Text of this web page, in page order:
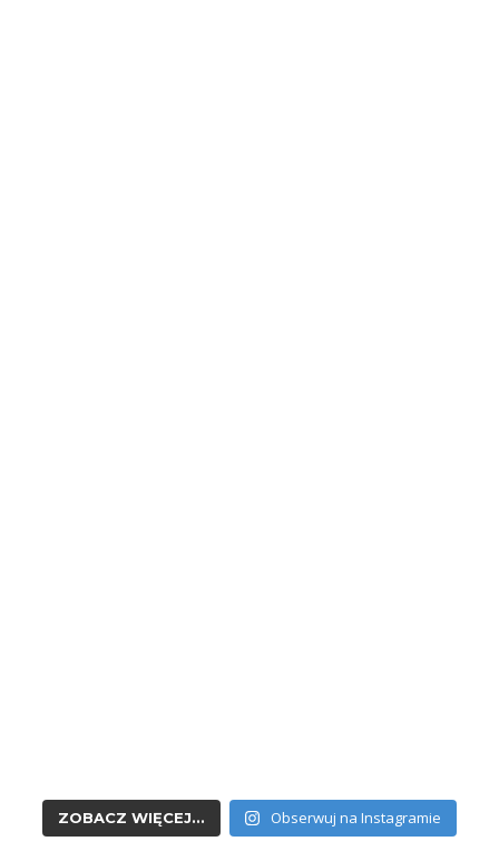
ZOBACZ WIĘCEJ... Obserwuj na Instagramie